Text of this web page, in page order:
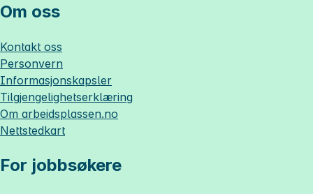
Om oss
Kontakt oss
Personvern
Informasjonskapsler
Tilgjengelighetserklæring
Om arbeidsplassen.no
Nettstedkart
For jobbsøkere